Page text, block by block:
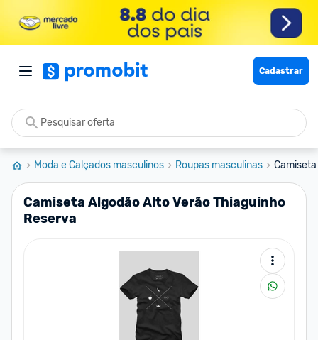
Cadastrar
Moda e Calçados masculinos Roupas masculinas
Camiseta Algodão Alto Verão Thiaguinho
Reserva